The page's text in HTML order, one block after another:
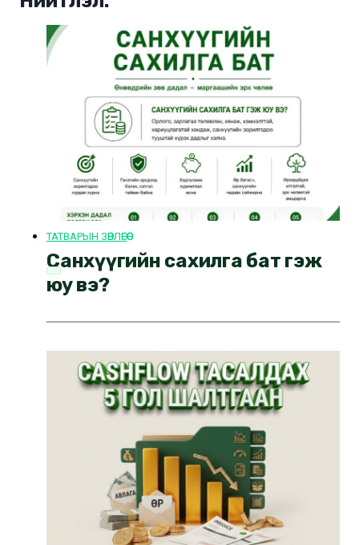
ТАТВАРЫН ЗӨВЛӨГӨӨ
Санхүүгийн сахилга бат гэж
юу вэ?